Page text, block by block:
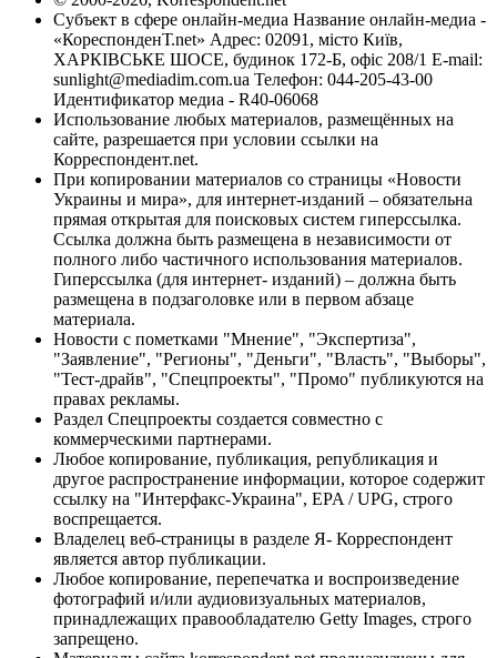
Субъект в сфере онлайн-медиа Название онлайн-медиа -
«КореспонденТ.net» Адрес: 02091, місто Київ,
ХАРКІВСЬКЕ ШОСЕ, будинок 172-Б, офіс 208/1 E-mail:
sunlight@mediadim.com.ua Телефон: 044-205-43-00
Идентификатор медиа - R40-06068
Использование любых материалов, размещённых на
сайте, разрешается при условии ссылки на
Корреспондент.net.
При копировании материалов со страницы «Новости
Украины и мира», для интернет-изданий – обязательна
прямая открытая для поисковых систем гиперссылка.
Ссылка должна быть размещена в независимости от
полного либо частичного использования материалов.
Гиперссылка (для интернет- изданий) – должна быть
размещена в подзаголовке или в первом абзаце
материала.
Новости с пометками "Мнение", "Экспертиза",
"Заявление", "Регионы", "Деньги", "Власть", "Выборы",
"Тест-драйв", "Спецпроекты", "Промо" публикуются на
правах рекламы.
Раздел Спецпроекты создается совместно с
коммерческими партнерами.
Любое копирование, публикация, републикация и
другое распространение информации, которое содержит
ссылку на "Интерфакс-Украина", EPA / UPG, строго
воспрещается.
Владелец веб-страницы в разделе Я- Корреспондент
является автор публикации.
Любое копирование, перепечатка и воспроизведение
фотографий и/или аудиовизуальных материалов,
принадлежащих правообладателю Getty Images, строго
запрещено.